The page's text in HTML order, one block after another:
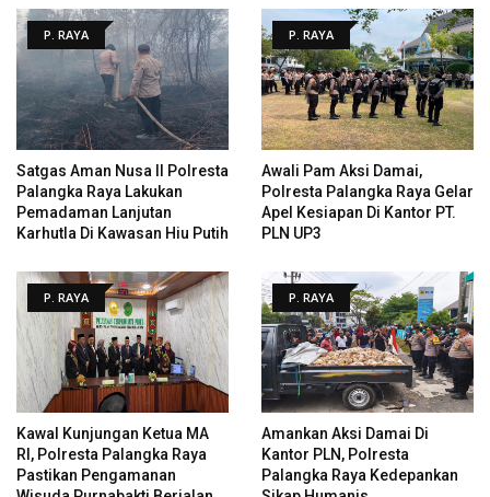
P. RAYA
Satgas Aman Nusa II Polresta
Palangka Raya Lakukan
Pemadaman Lanjutan
Karhutla Di Kawasan Hiu Putih
P. RAYA
Awali Pam Aksi Damai,
Polresta Palangka Raya Gelar
Apel Kesiapan Di Kantor PT.
PLN UP3
P. RAYA
Kawal Kunjungan Ketua MA
RI, Polresta Palangka Raya
Pastikan Pengamanan
P. RAYA
Amankan Aksi Damai Di
Kantor PLN, Polresta
Palangka Raya Kedepankan